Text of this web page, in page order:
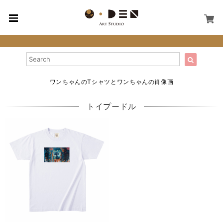
ワンちゃんのTシャツとワンちゃんの肖像画
トイプードル